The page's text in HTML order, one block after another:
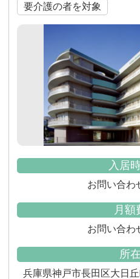
要介護の者を対象
入居
お問い合わ
月額
お問い合わ
所
兵庫県神戸市長田区大日